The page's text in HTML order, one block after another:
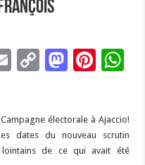
E
l
C
y
Li
M
d
o
Pi
es
t
p
électorale à Ajaccio!
dates du nouveau scrutin
lointains de ce qui avait été